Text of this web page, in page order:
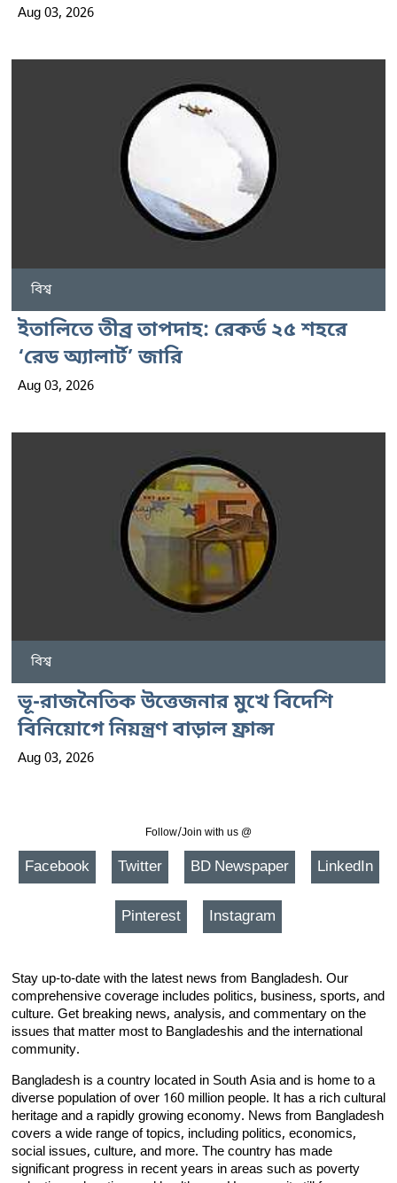
Aug 03, 2026
বিশ্ব
ইতালিতে তীব্র তাপদাহ: রেকর্ড ২৫ শহরে
‘রেড অ্যালার্ট’ জারি
Aug 03, 2026
বিশ্ব
ভূ-রাজনৈতিক উত্তেজনার মুখে বিদেশি
বিনিয়োগে নিয়ন্ত্রণ বাড়াল ফ্রান্স
Aug 03, 2026
Follow/Join with us @
Facebook Twitter BD Newspaper LinkedIn
Pinterest Instagram
Stay up-to-date with the latest news from Bangladesh. Our
comprehensive coverage includes politics, business, sports, and
culture. Get breaking news, analysis, and commentary on the
issues that matter most to Bangladeshis and the international
community.
Bangladesh is a country located in South Asia and is home to a
diverse population of over 160 million people. It has a rich cultural
heritage and a rapidly growing economy. News from Bangladesh
covers a wide range of topics, including politics, economics,
social issues, culture, and more. The country has made
significant progress in recent years in areas such as poverty